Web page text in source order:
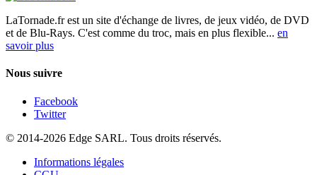
LaTornade.frest un site d'échange de livres, de jeux vidéo, de DVD
et de Blu-Rays. C'est comme du troc, mais en plus flexible... en
savoir plus
Nous suivre
Facebook
Twitter
© 2014-2026 Edge SARL. Tous droits réservés.
Informations légales